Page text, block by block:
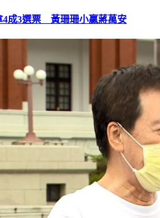
4成3選票 黃珊珊小贏蔣萬安